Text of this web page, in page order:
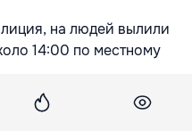
на людей вылили
14:00 по местному